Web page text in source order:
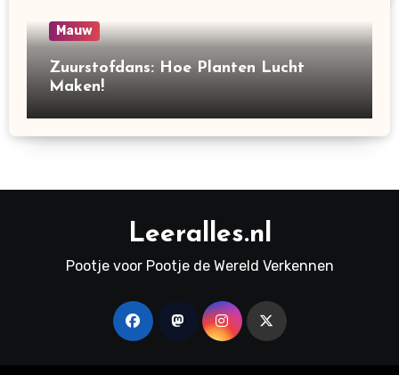
Mauw
Zuurstofdans: Hoe Planten Lucht
Maken!
Leeralles.nl
Pootje voor Pootje de Wereld Verkennen